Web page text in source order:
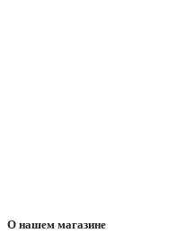
О нашем магазине